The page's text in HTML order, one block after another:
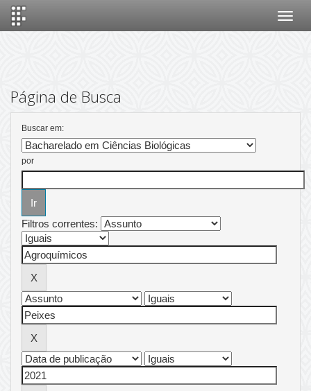
Página de Busca
Buscar em:
por
Filtros correntes: